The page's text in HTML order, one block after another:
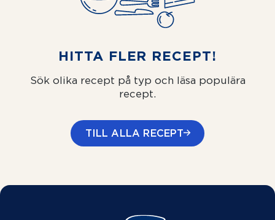
HITTA FLER RECEPT!
Sök olika recept på typ och läsa populära
recept.
TILL ALLA RECEPT